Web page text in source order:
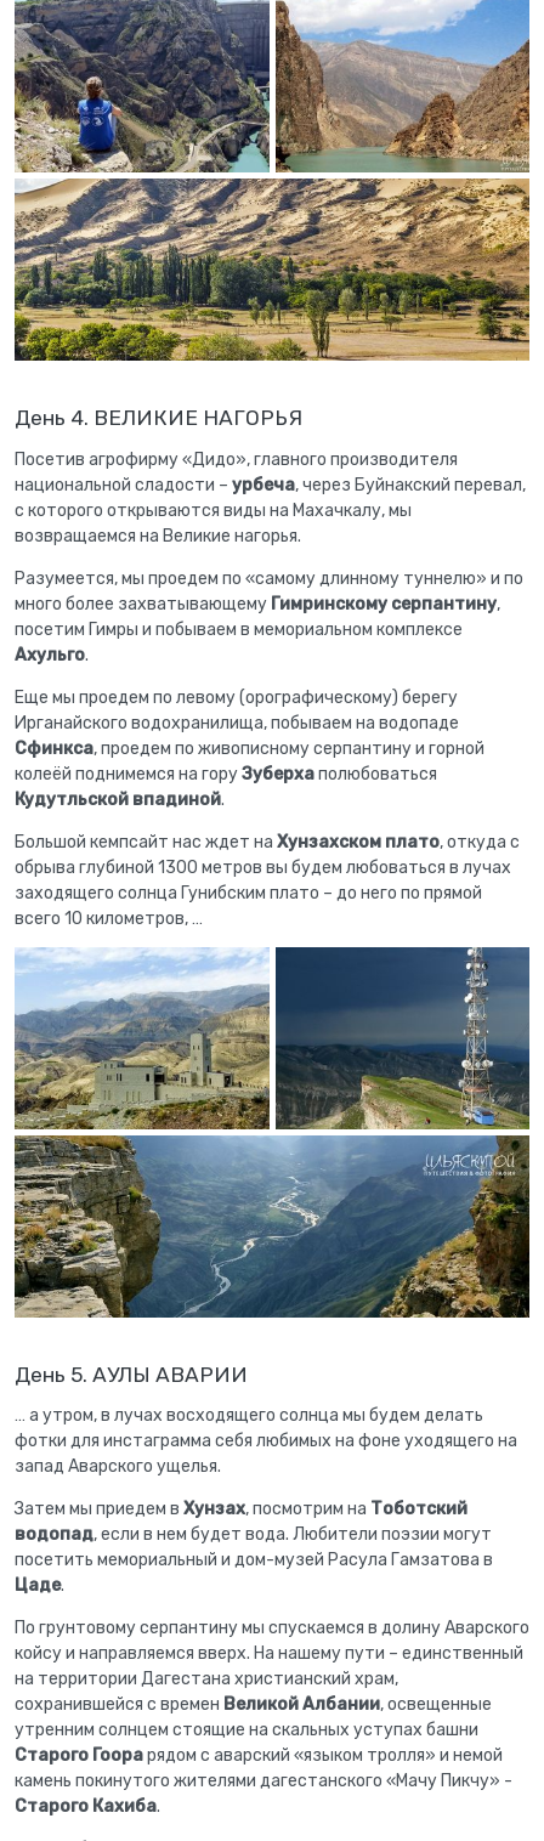
День 4. ВЕЛИКИЕ НАГОРЬЯ
Посетив агрофирму «Дидо», главного производителя
национальной сладости – урбеча, через Буйнакский перевал,
с которого открываются виды на Махачкалу, мы
возвращаемся на Великие нагорья.
Разумеется, мы проедем по «самому длинному туннелю» и по
много более захватывающему Гимринскому серпантину,
посетим Гимры и побываем в мемориальном комплексе
Ахульго.
Еще мы проедем по левому (орографическому) берегу
Ирганайского водохранилища, побываем на водопаде
Сфинкса, проедем по живописному серпантину и горной
колеёй поднимемся на горуЗуберхаполюбоваться
Кудутльской впадиной.
Большой кемпсайт нас ждет на Хунзахском плато, откуда с
обрыва глубиной 1300 метров вы будем любоваться в лучах
заходящего солнца Гунибским плато – до него по прямой
всего 10 километров, …
День 5. АУЛЫ АВАРИИ
… а утром, в лучах восходящего солнца мы будем делать
фотки для инстаграмма себя любимых на фоне уходящего на
запад Аварского ущелья.
Затем мы приедем в Хунзах, посмотрим на Тоботский
водопад, если в нем будет вода. Любители поэзии могут
посетить мемориальный и дом-музей Расула Гамзатова в
Цаде.
По грунтовому серпантину мы спускаемся в долину Аварского
койсу и направляемся вверх. На нашему пути – единственный
на территории Дагестана христианский храм,
сохранившейся с времен Великой Албании, освещенные
утренним солнцем стоящие на скальных уступах башни
Старого Гоорарядом с аварский «языком тролля» и немой
камень покинутого жителями дагестанского «Мачу Пикчу» -
Старого Кахиба.